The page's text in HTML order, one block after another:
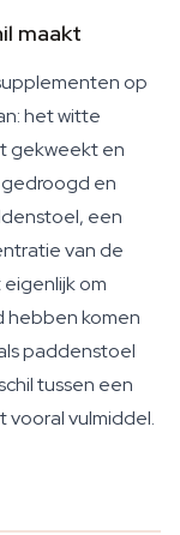
maakt
op
het witte
gekweekt en
en
een
van de
om
hebben komen
paddenstoel
tussen een
vulmiddel.